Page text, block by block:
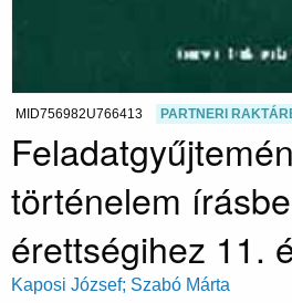
MID756982U766413 PARTNERI
történelem
érettségihez 11.
Kaposi József; Szabó Márta